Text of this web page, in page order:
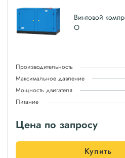
Винтовой
О
Производительность
Максимальное давление
Мощность двигателя
Питание
Цена по запросу
Купить